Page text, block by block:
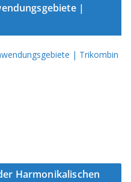
|
| Trikombin
Harmonikalischen